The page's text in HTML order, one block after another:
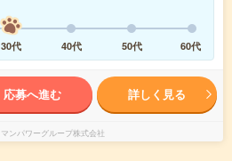
30代 40代 50代 60代
応募へ進む 詳しく見る
マンパワーグループ株式会社